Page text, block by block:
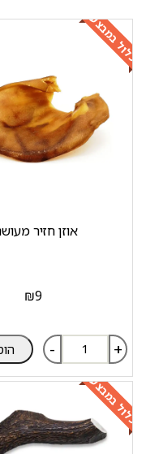
כלול במבצע
אוזן חזיר
₪9
- +
כלול במבצע